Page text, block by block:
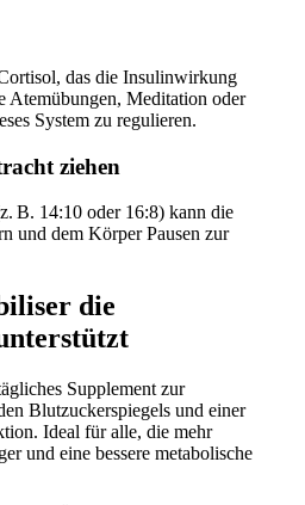
das die Insulinwirkung
Atemübungen, Meditation oder
System zu regulieren.
ziehen
B. 14:10 oder 16:8) kann die
und dem Körper Pausen zur
die
Supplement zur
Blutzuckerspiegels und einer
Ideal für alle, die mehr
und eine bessere metabolische